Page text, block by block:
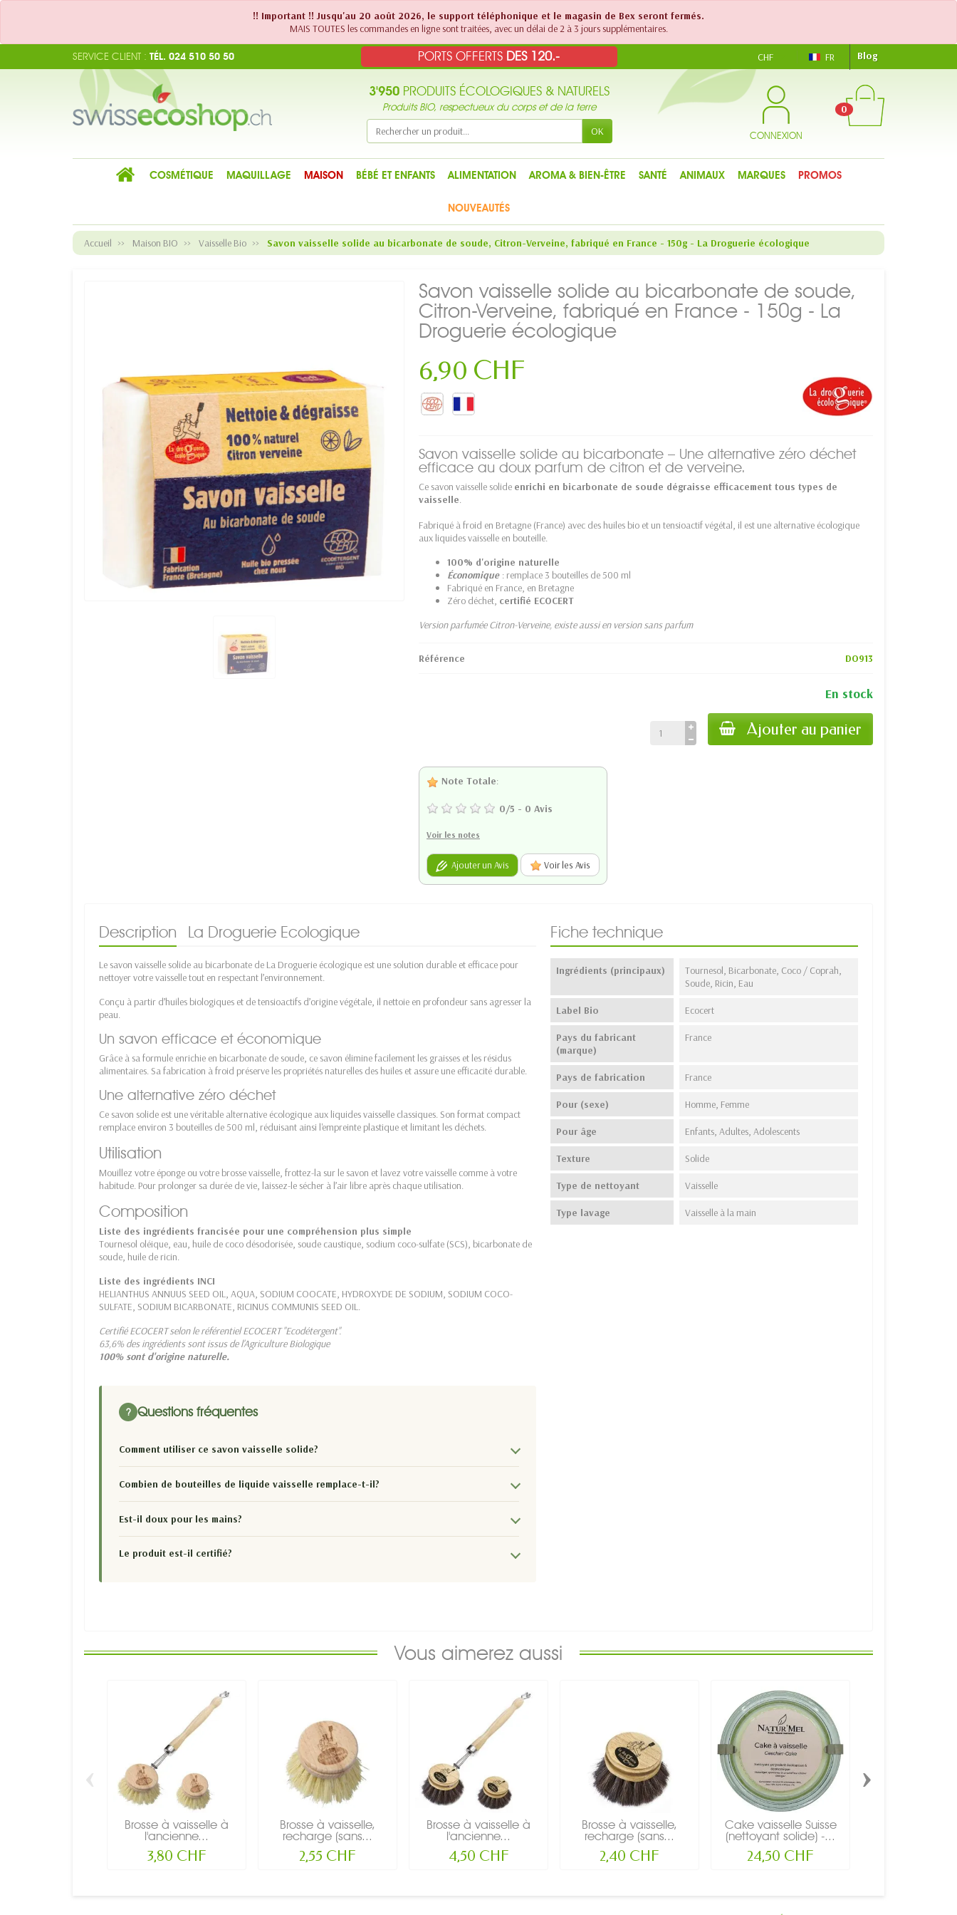
!! Important !! Jusqu'au 20 août 2026, le support téléphonique et le magasin de Bex seront fermés.
MAIS TOUTES les commandes en ligne sont traitées, avec un délai de 2 à 3 jours supplémentaires.
PORTS OFFERTS DES 120.-
SERVICE CLIENT : TÉL. 024 510 50 50 CHF FR Blog
3'950 PRODUITS ÉCOLOGIQUES & NATURELS
Produits BIO, respectueux du corps et de la terre
OK CONNEXION
0
COSMÉTIQUE MAQUILLAGE MAISON BÉBÉ ET ENFANTS ALIMENTATION AROMA & BIEN-ÊTRE SANTÉ ANIMAUX MARQUES PROMOS
NOUVEAUTÉS
Accueil Maison BIO Vaisselle Bio Savon vaisselle solide au bicarbonate de soude, Citron-Verveine, fabriqué en France - 150g - La Droguerie écologique
Savon vaisselle solide au bicarbonate de soude,
Citron-Verveine, fabriqué en France - 150g - La
Droguerie écologique
6,90 CHF
Savon vaisselle solide au bicarbonate – Une alternative zéro déchet
efficace au doux parfum de citron et de verveine.
Ce savon vaisselle solide enrichi en bicarbonate de soude dégraisse efficacement tous types de
vaisselle.
Fabriqué à froid en Bretagne (France) avec des huiles bio et un tensioactif végétal, il est une alternative écologique
aux liquides vaisselle en bouteille.
100% d'origine naturelle
Économique : remplace 3 bouteilles de 500 ml
Fabriqué en France, en Bretagne
Zéro déchet, certifié ECOCERT
Version parfumée Citron-Verveine, existe aussi en version sans parfum
Référence DO913
En stock
Ajouter au panier
Note Totale:
0/5 - 0 Avis
Voir les notes
Ajouter un Avis Voir les Avis
Description La Droguerie Ecologique
Le savon vaisselle solide au bicarbonate de La Droguerie écologique est une solution durable et efficace pour
nettoyer votre vaisselle tout en respectant l’environnement.
Conçu à partir d’huiles biologiques et de tensioactifs d’origine végétale, il nettoie en profondeur sans agresser la
peau.
Un savon efficace et économique
Grâce à sa formule enrichie en bicarbonate de soude, ce savon élimine facilement les graisses et les résidus
alimentaires. Sa fabrication à froid préserve les propriétés naturelles des huiles et assure une efficacité durable.
Une alternative zéro déchet
Ce savon solide est une véritable alternative écologique aux liquides vaisselle classiques. Son format compact
remplace environ 3 bouteilles de 500 ml, réduisant ainsi l'empreinte plastique et limitant les déchets.
Utilisation
Mouillez votre éponge ou votre brosse vaisselle, frottez-la sur le savon et lavez votre vaisselle comme à votre
habitude. Pour prolonger sa durée de vie, laissez-le sécher à l’air libre après chaque utilisation.
Composition
Liste des ingrédients francisée pour une compréhension plus simple
Tournesol oléique, eau, huile de coco désodorisée, soude caustique, sodium coco-sulfate (SCS), bicarbonate de
soude, huile de ricin.
Liste des ingrédients INCI
HELIANTHUS ANNUUS SEED OIL, AQUA, SODIUM COOCATE, HYDROXYDE DE SODIUM, SODIUM COCO-
SULFATE, SODIUM BICARBONATE, RICINUS COMMUNIS SEED OIL.
Certifié ECOCERT selon le référentiel ECOCERT "Ecodétergent".
63,6% des ingrédients sont issus de l'Agriculture Biologique
100% sont d'origine naturelle.
? Questions fréquentes
Comment utiliser ce savon vaisselle solide?
Combien de bouteilles de liquide vaisselle remplace-t-il?
Est-il doux pour les mains?
Le produit est-il certifié?
Fiche technique
Ingrédients (principaux)
Tournesol, Bicarbonate, Coco / Coprah,
Soude, Ricin, Eau
Label Bio Ecocert
Pays du fabricant
(marque)
France
Pays de fabrication France
Pour (sexe) Homme, Femme
Pour âge Enfants, Adultes, Adolescents
Texture Solide
Type de nettoyant Vaisselle
Type lavage Vaisselle à la main
Vous aimerez aussi
Brosse à vaisselle à
l'ancienne...
3,80 CHF
Brosse à vaisselle,
recharge (sans...
2,55 CHF
Brosse à vaisselle à
l'ancienne...
4,50 CHF
Brosse à vaisselle,
recharge (sans...
2,40 CHF
Cake vaisselle Suisse
(nettoyant solide) -...
24,50 CHF
‹ ›